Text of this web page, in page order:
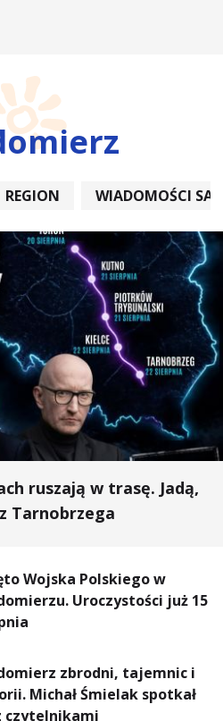
REGION WIADOMOŚCI
ruszają w trasę. Jadą,
Tarnobrzega
Wojska Polskiego w
Uroczystości już 15
zbrodni, tajemnic i
Michał Śmielak spotkał
czytelnikami